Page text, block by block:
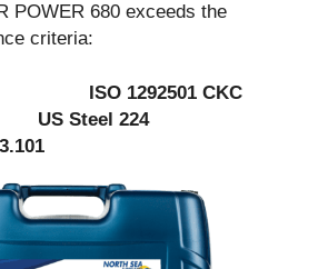
POWER 680 exceeds the
criteria:
ISO 1292501 CKC
US Steel 224